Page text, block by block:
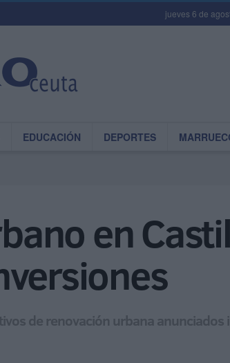
jueves 6 de
EDUCACIÓN DEPORTES
en
de renovación urbana anunciados